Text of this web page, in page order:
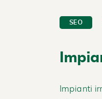
SEO
Impianti